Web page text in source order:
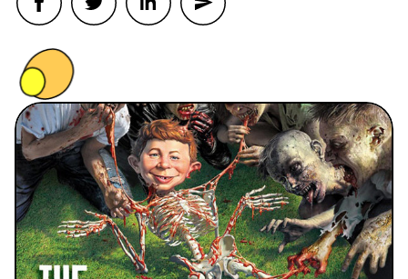
JEUX-VIDÉO
PEOPLE
FOOD
BONS PLANS
SOUTENEZ KULTT